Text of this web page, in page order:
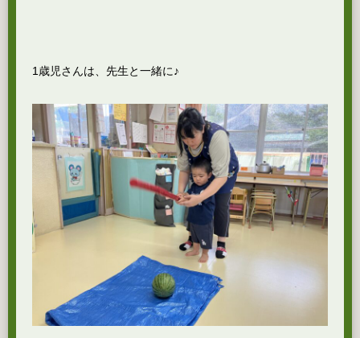
1歳児さんは、先生と一緒に♪